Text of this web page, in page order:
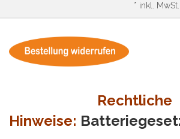
* inkl.
Rechtliche
Hinweise: